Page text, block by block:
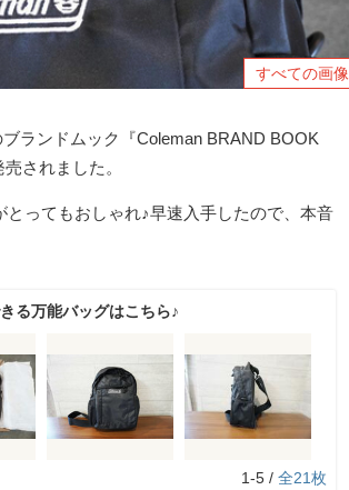
すべての画像
ランドムック『Coleman BRAND BOOK
されました。
ってもおしゃれ♪早速入手したので、本音
る万能バッグはこちら♪
1-5 / 全21枚